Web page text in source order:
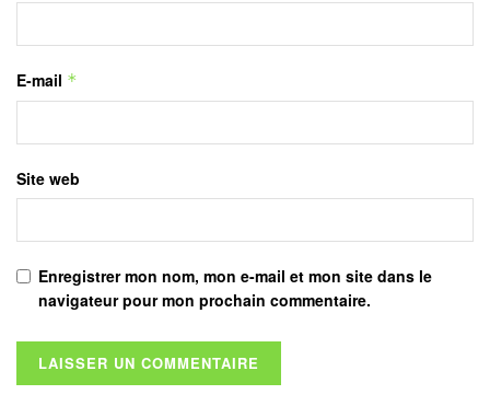
E-mail *
Site web
Enregistrer mon nom, mon e-mail et mon site dans le
navigateur pour mon prochain commentaire.